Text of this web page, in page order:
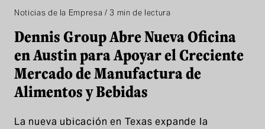
Noticias de la Empresa / 3 min de lectura
Dennis Group Abre Nueva Oficina
en Austin para Apoyar el Creciente
Mercado de Manufactura de
Alimentos y Bebidas
La nueva ubicación en Texas expande la